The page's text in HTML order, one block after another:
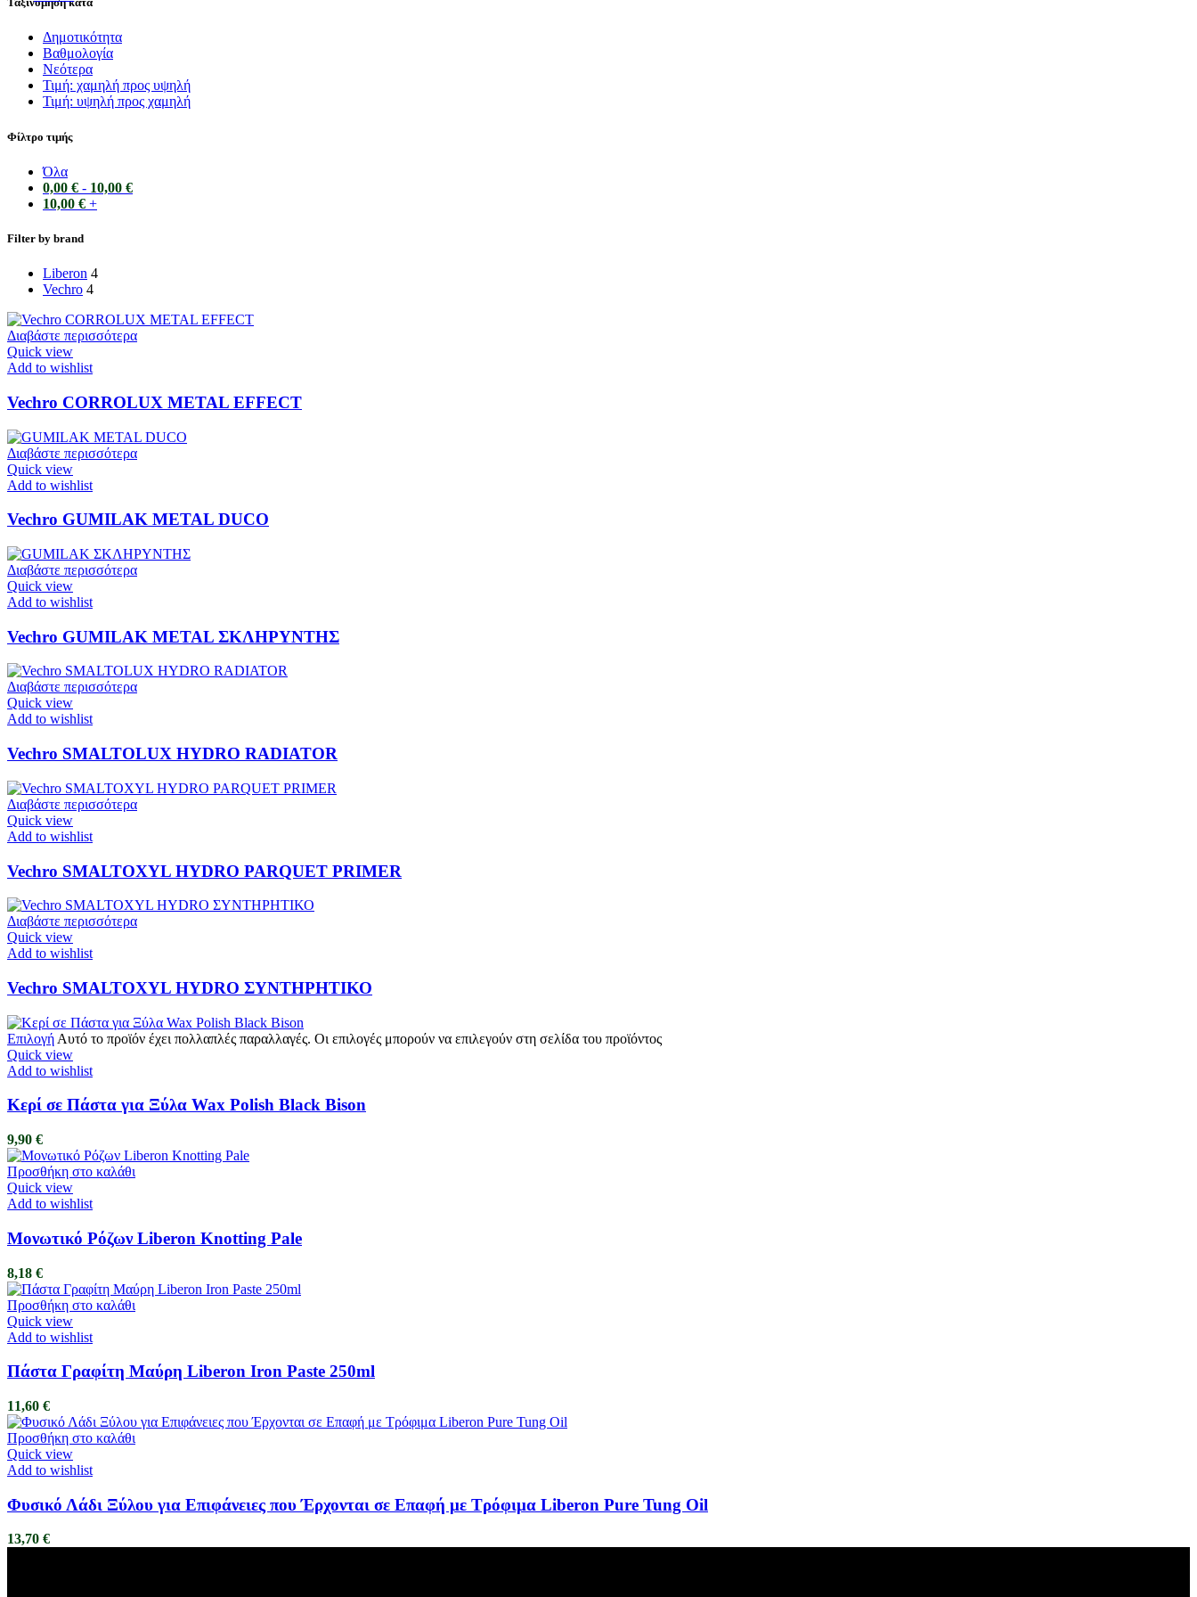
Δημοτικότητα
Bαθμολογία
Νεότερα
Τιμή: χαμηλή προς υψηλή
Τιμή: υψηλή προς χαμηλή
Φίλτρο τιμής
Όλα
0,00 € - 10,00 €
10,00 € +
Filter by brand
Liberon 4
Vechro 4
Διαβάστε περισσότερα
Quick view
Add to wishlist
Vechro CORROLUX METAL EFFECT
Διαβάστε περισσότερα
Quick view
Add to wishlist
Vechro GUMILAK METAL DUCO
Διαβάστε περισσότερα
Quick view
Add to wishlist
Vechro GUMILAK METAL ΣΚΛΗΡΥΝΤΗΣ
Διαβάστε περισσότερα
Quick view
Add to wishlist
Vechro SMALTOLUX HYDRO RADIATOR
Διαβάστε περισσότερα
Quick view
Add to wishlist
Vechro SMALTOXYL HYDRO PARQUET PRIMER
Διαβάστε περισσότερα
Quick view
Add to wishlist
Vechro SMALTOXYL HYDRO ΣΥΝΤΗΡΗΤΙΚΟ
Επιλογή Αυτό το προϊόν έχει πολλαπλές παραλλαγές. Οι επιλογές μπορούν να επιλεγούν στη σελίδα του προϊόντος
Quick view
Add to wishlist
Κερί σε Πάστα για Ξύλα Wax Polish Black Bison
9,90 €
Προσθήκη στο καλάθι
Quick view
Add to wishlist
Μονωτικό Ρόζων Liberon Knotting Pale
8,18 €
Προσθήκη στο καλάθι
Quick view
Add to wishlist
Πάστα Γραφίτη Μαύρη Liberon Iron Paste 250ml
11,60 €
Προσθήκη στο καλάθι
Quick view
Add to wishlist
Φυσικό Λάδι Ξύλου για Επιφάνειες που Έρχονται σε Επαφή με Τρόφιμα Liberon Pure Tung Oil
13,70 €